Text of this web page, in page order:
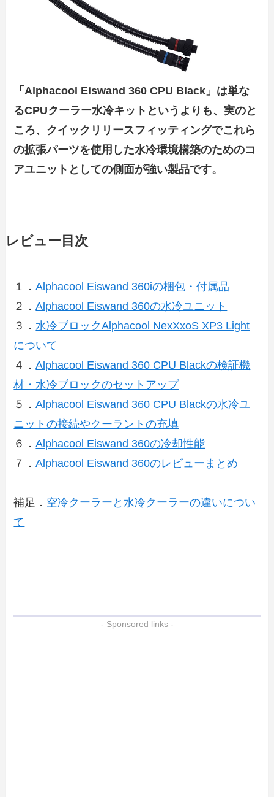
「Alphacool Eiswand 360 CPU Black」は単な
るCPUクーラー水冷キットというよりも、実のと
ころ、クイックリリースフィッティングでこれら
の拡張パーツを使用した水冷環境構築のためのコ
アユニットとしての側面が強い製品です。
レビュー目次
１．Alphacool Eiswand 360iの梱包・付属品
２．Alphacool Eiswand 360の水冷ユニット
３． 水冷ブロックAlphacool NexXxoS XP3 Light
について
４．Alphacool Eiswand 360 CPU Blackの検証機
材・水冷ブロックのセットアップ
５．Alphacool Eiswand 360 CPU Blackの水冷ユ
ニットの接続やクーラントの充填
６．Alphacool Eiswand 360の冷却性能
７．Alphacool Eiswand 360のレビューまとめ
補足． 空冷クーラーと水冷クーラーの違いについ
て
- Sponsored links -